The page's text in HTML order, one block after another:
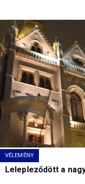
VÉLEMÉNY
Lelepleződött a